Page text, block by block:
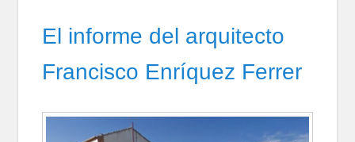
El informe del arquitecto
Francisco Enríquez Ferrer